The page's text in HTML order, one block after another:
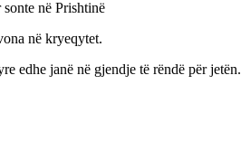
në kryeqytet.
edhe janë në gjendje të rëndë për jetën.